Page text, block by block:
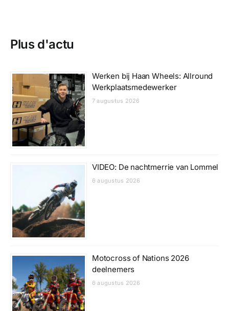
Plus d'actu
Werken bij Haan Wheels: Allround
Werkplaatsmedewerker
7 augustus 2026
VIDEO: De nachtmerrie van Lommel
6 augustus 2026
Motocross of Nations 2026
deelnemers
6 augustus 2026